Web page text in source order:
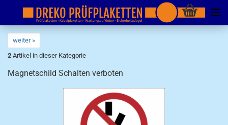
weiter »
2 Artikel in dieser Kategorie
Magnetschild Schalten verboten